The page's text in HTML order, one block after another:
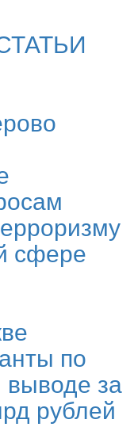
сфере
по
выводе за
рублей